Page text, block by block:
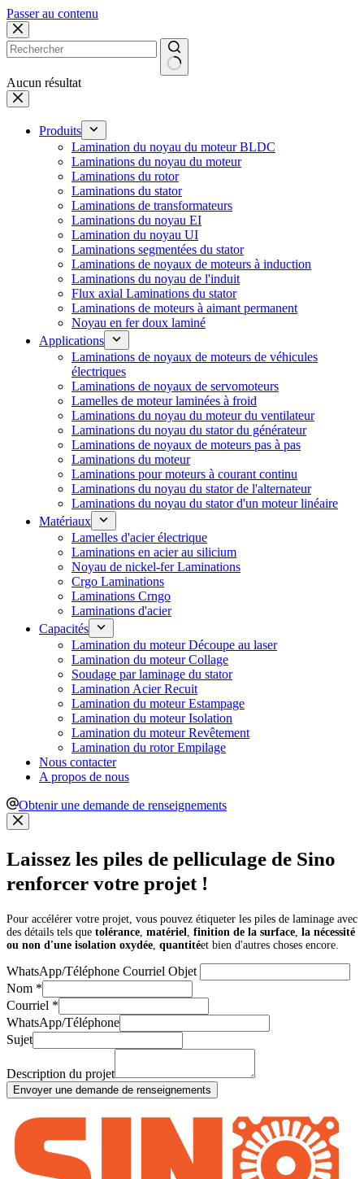
Passer au contenu
Aucun résultat
Produits
Lamination du noyau du moteur BLDC
Laminations du noyau du moteur
Laminations du rotor
Laminations du stator
Laminations de transformateurs
Laminations du noyau EI
Lamination du noyau UI
Laminations segmentées du stator
Laminations de noyaux de moteurs à induction
Laminations du noyau de l'induit
Flux axial Laminations du stator
Laminations de moteurs à aimant permanent
Noyau en fer doux laminé
Applications
Laminations de noyaux de moteurs de véhicules
électriques
Laminations de noyaux de servomoteurs
Lamelles de moteur laminées à froid
Laminations du noyau du moteur du ventilateur
Laminations du noyau du stator du générateur
Laminations de noyaux de moteurs pas à pas
Laminations du moteur
Laminations pour moteurs à courant continu
Laminations du noyau du stator de l'alternateur
Laminations du noyau du stator d'un moteur linéaire
Matériaux
Lamelles d'acier électrique
Laminations en acier au silicium
Noyau de nickel-fer Laminations
Crgo Laminations
Laminations Crngo
Laminations d'acier
Capacités
Lamination du moteur Découpe au laser
Lamination du moteur Collage
Soudage par laminage du stator
Lamination Acier Recuit
Lamination du moteur Estampage
Lamination du moteur Isolation
Lamination du moteur Revêtement
Lamination du rotor Empilage
Nous contacter
A propos de nous
Obtenir une demande de renseignements
Laissez les piles de pelliculage de Sino
renforcer votre projet !
Pour accélérer votre projet, vous pouvez étiqueter les piles de laminage avec
des détails tels que tolérance matériel finition de la surface la nécessité
ou non d'une isolation oxydée quantitéet bien d'autres choses encore.
WhatsApp/Téléphone Courriel Objet
Nom *
Courriel *
WhatsApp/Téléphone
Sujet
Description du projet
Envoyer une demande de renseignements